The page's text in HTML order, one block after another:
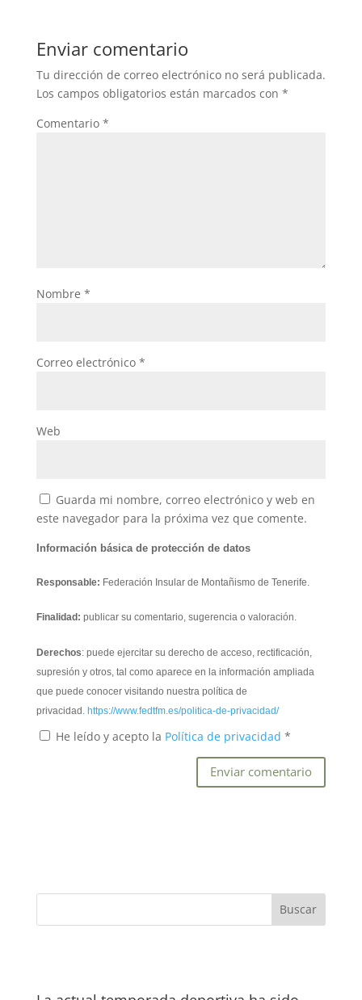
b
o
o
k
A
p
p
Enviar comentario
Tu dirección de correo electrónico no será publicada.
Los campos obligatorios están marcados con *
Comentario *
Nombre *
Correo electrónico *
Web
Guarda mi nombre, correo electrónico y web en
este navegador para la próxima vez que comente.
Información básica de protección de datos
Responsable: Federación Insular de Montañismo de Tenerife.
Finalidad: publicar su comentario, sugerencia o valoración.
Derechos: puede ejercitar su derecho de acceso, rectificación,
supresión y otros, tal como aparece en la información ampliada
que puede conocer visitando nuestra política de
privacidad. https://www.fedtfm.es/politica-de-privacidad/
He leído y acepto la Política de privacidad *